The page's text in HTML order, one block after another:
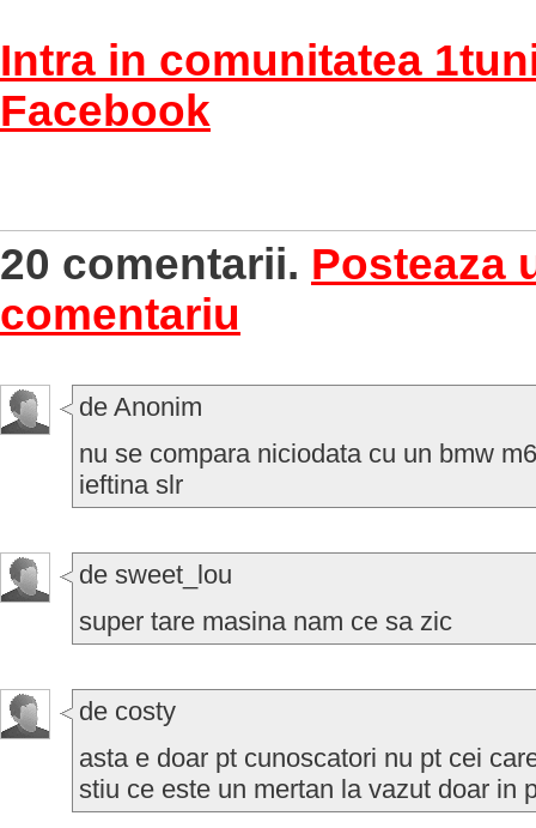
Intra in comunitatea
Facebook
20 comentarii. Posteaza
comentariu
de Anonim
nu se compara niciodata cu un bmw
ieftina slr
de sweet_lou
super tare masina nam ce sa zic
de costy
asta e doar pt cunoscatori nu pt cei
stiu ce este un mertan la vazut doar in